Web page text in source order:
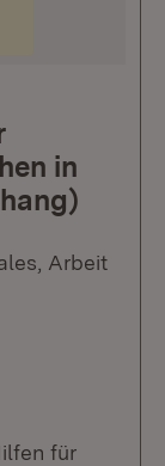
in
Arbeit
für